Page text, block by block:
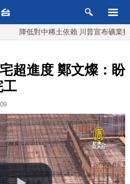
降低對中稀土依賴 川普宣布礦業投資20
超進度 鄭文燦：盼
工